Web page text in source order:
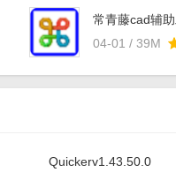
常青藤cad辅
04-01 / 39M
Quickerv1.43.50.0